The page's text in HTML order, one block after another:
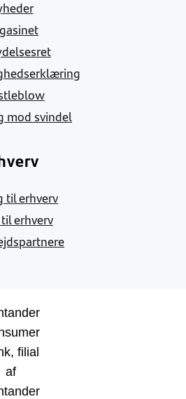
mod svindel
til erhverv
erhverv
filial
af